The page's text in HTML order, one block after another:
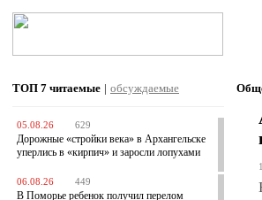
ТОП 7 читаемые | обсуждаемые
05.08.26 629
Дорожные «стройки века» в Архангельске
уперлись в «кирпич» и заросли лопухами
06.08.26 449
В Поморье ребенок получил перелом